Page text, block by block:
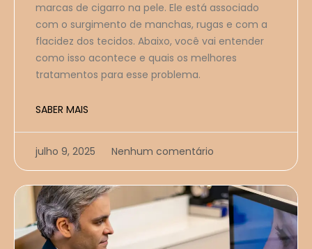
marcas de cigarro na pele. Ele está associado
com o surgimento de manchas, rugas e com a
flacidez dos tecidos. Abaixo, você vai entender
como isso acontece e quais os melhores
tratamentos para esse problema.
SABER MAIS
julho 9, 2025 Nenhum comentário